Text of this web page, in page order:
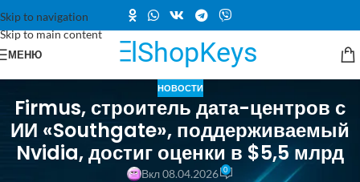
Skip to navigation
Skip to main content
МЕНЮ
НОВОСТИ
Firmus, строитель дата-центров с
ИИ «Southgate», поддерживаемый
Nvidia, достиг оценки в $5,5 млрд
Вкл 08.04.2026 0